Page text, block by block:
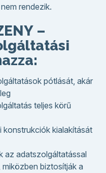
rendezik.
–
pótlását, akár
teljes körű
kialakítását
az adatszolgáltatással
biztosítják a